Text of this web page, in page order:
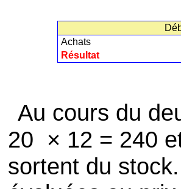
Achats
Résultat
Au cours du
20 × 12 = 240
sortent du